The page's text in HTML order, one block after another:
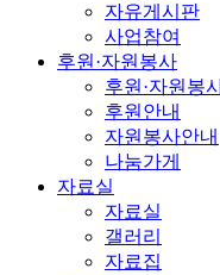
자유게시판
사업참여
후원·자원봉사
후원·자원봉
후원안내
자원봉사안내
나눔가게
자료실
자료실
갤러리
자료집